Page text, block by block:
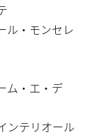
ル・モンセレ
ム・エ・デ
ンテリオール